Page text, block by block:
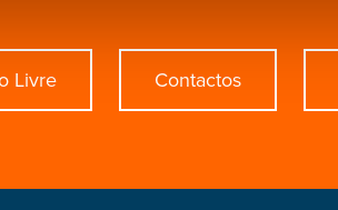
Livre Contactos